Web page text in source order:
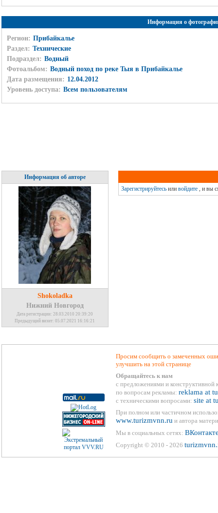
Информация о
Регион: Прибайкалье
Раздел: Технические
Подраздел: Водный
Фотоальбом: Водный поход по реке Тыя в Прибайкалье
Дата размещения: 12.04.2012
Уровень доступа: Всем пользователям
Информация об авторе
Shokoladka
Нижний Новгород
Дата регистрации: 28.03.2010 20:39:20
Предыдущий визит: 05.07.2021 16:16:21
Зарегистрируйтесьили войдите, и вы
Просим сообщить о замеченных
улучшить на этой странице
Обращайтесь к нам
с предложениями и конструктивной
по вопросам рекламы: reklama at
с техническими вопросами: site at
При полном или частичном
www.turizmvnn.ru и автора
Мы в социальных сетях:
Copyright © 2010 - 2026